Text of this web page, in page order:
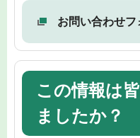
お問い合わせ
この情報は
ましたか？